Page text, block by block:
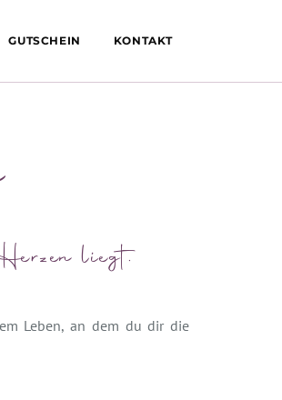
GUTSCHEIN KONTAKT
liegt.
Leben, an dem du dir die